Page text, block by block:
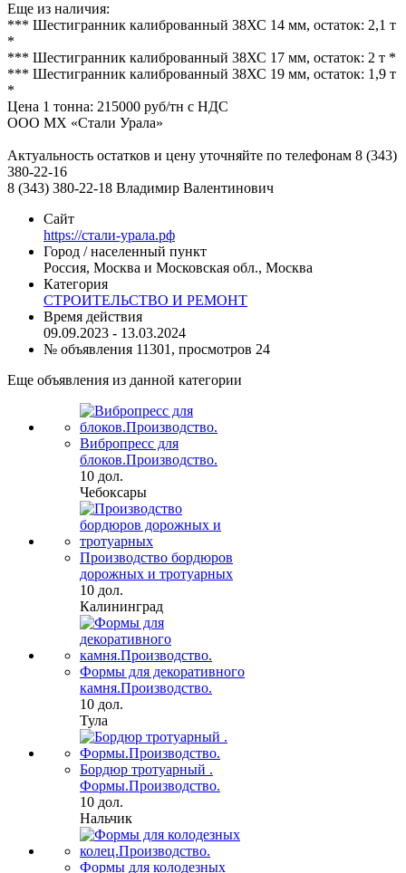
Еще из наличия:
*** Шестигранник калиброванный 38ХС 14 мм, остаток: 2,1 т
*
*** Шестигранник калиброванный 38ХС 17 мм, остаток: 2 т *
*** Шестигранник калиброванный 38ХС 19 мм, остаток: 1,9 т
*
Цена 1 тонна: 215000 руб/тн с НДС
ООО МХ «Стали Урала»
Актуальность остатков и цену уточняйте по телефонам 8 (343)
380-22-16
8 (343) 380-22-18 Владимир Валентинович
Сайт
https://стали-урала.рф
Город / населенный пункт
Россия, Москва и Московская обл., Москва
Категория
СТРОИТЕЛЬСТВО И РЕМОНТ
Время действия
09.09.2023 - 13.03.2024
№ объявления 11301, просмотров 24
Еще объявления из данной категории
Вибропресс для
блоков.Производство.
10 дол.
Чебоксары
Производство бордюров
дорожных и тротуарных
10 дол.
Калининград
Формы для декоративного
камня.Производство.
10 дол.
Тула
Бордюр тротуарный .
Формы.Производство.
10 дол.
Нальчик
Формы для колодезных